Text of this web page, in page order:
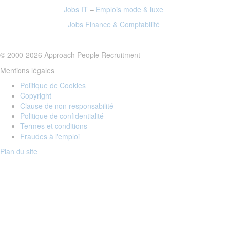
Jobs IT – Emplois mode & luxe
Jobs Finance & Comptabilité
© 2000-2026 Approach People Recruitment
Mentions légales
Politique de Cookies
Copyright
Clause de non responsabilité
Politique de confidentialité
Termes et conditions
Fraudes à l'emploi
Plan du site